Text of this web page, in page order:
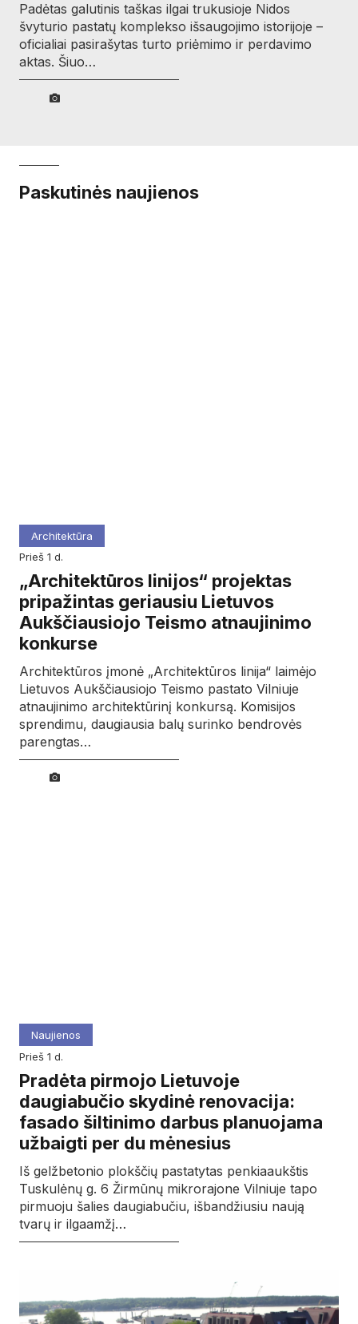
Padėtas galutinis taškas ilgai trukusioje Nidos
švyturio pastatų komplekso išsaugojimo istorijoje –
oficialiai pasirašytas turto priėmimo ir perdavimo
aktas. Šiuo…
Paskutinės naujienos
Architektūra
prieš 1 d.
„Architektūros linijos“ projektas
pripažintas geriausiu Lietuvos
Aukščiausiojo Teismo atnaujinimo
konkurse
Architektūros įmonė „Architektūros linija“ laimėjo
Lietuvos Aukščiausiojo Teismo pastato Vilniuje
atnaujinimo architektūrinį konkursą. Komisijos
sprendimu, daugiausia balų surinko bendrovės
parengtas…
Naujienos
prieš 1 d.
Pradėta pirmojo Lietuvoje
daugiabučio skydinė renovacija:
fasado šiltinimo darbus planuojama
užbaigti per du mėnesius
Iš gelžbetonio plokščių pastatytas penkiaaukštis
Tuskulėnų g. 6 Žirmūnų mikrorajone Vilniuje tapo
pirmuoju šalies daugiabučiu, išbandžiusiu naują
tvarų ir ilgaamžį…